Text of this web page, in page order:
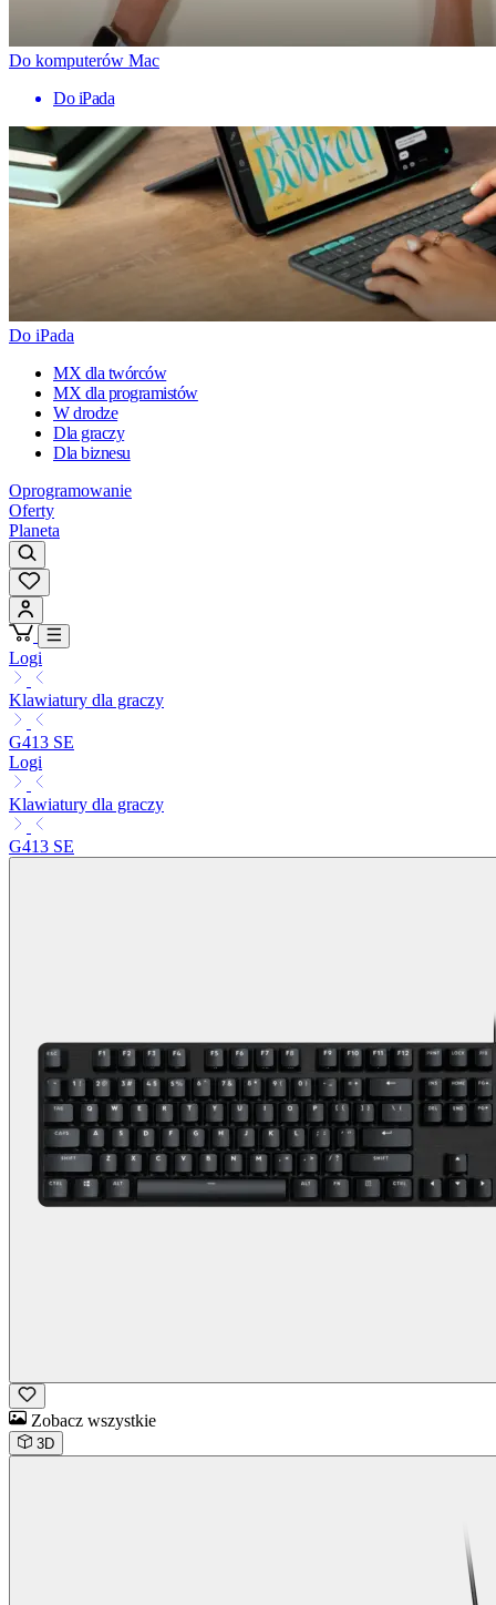
Do komputerów Mac
Do iPada
Do iPada
MX dla twórców
MX dla programistów
W drodze
Dla graczy
Dla biznesu
Oprogramowanie
Oferty
Planeta
Logi
Klawiatury dla graczy
G413 SE
Logi
Klawiatury dla graczy
G413 SE
Zobacz wszystkie
3D